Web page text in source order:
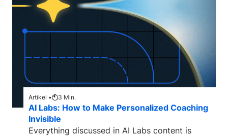
Artikel • 3 Min.
AI Labs: How to Make Personalized Coaching
Invisible
Everything discussed in AI Labs content is